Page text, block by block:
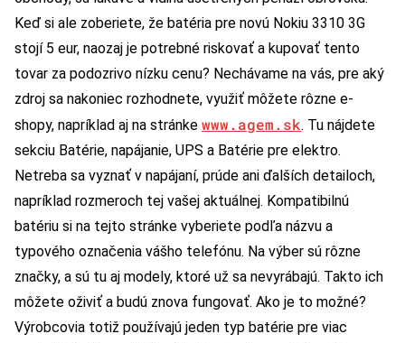
Keď si ale zoberiete, že batéria pre novú Nokiu 3310 3G
stojí 5 eur, naozaj je potrebné riskovať a kupovať tento
tovar za podozrivo nízku cenu? Nechávame na vás, pre aký
zdroj sa nakoniec rozhodnete, využiť môžete rôzne e-
shopy, napríklad aj na stránke www.agem.sk. Tu nájdete
sekciu Batérie, napájanie, UPS a Batérie pre elektro.
Netreba sa vyznať v napájaní, prúde ani ďalších detailoch,
napríklad rozmeroch tej vašej aktuálnej. Kompatibilnú
batériu si na tejto stránke vyberiete podľa názvu a
typového označenia vášho telefónu. Na výber sú rôzne
značky, a sú tu aj modely, ktoré už sa nevyrábajú. Takto ich
môžete oživiť a budú znova fungovať. Ako je to možné?
Výrobcovia totiž používajú jeden typ batérie pre viac